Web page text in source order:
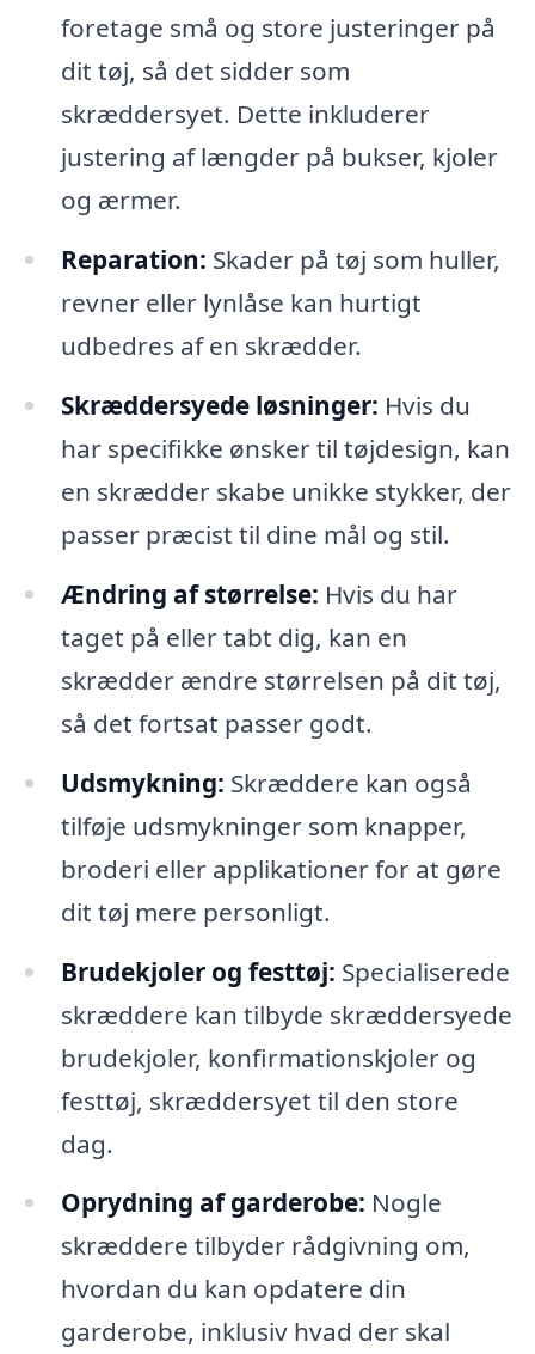
foretage små og store justeringer på
dit tøj, så det sidder som
skræddersyet. Dette inkluderer
justering af længder på bukser, kjoler
og ærmer.
Reparation: Skader på tøj som huller,
revner eller lynlåse kan hurtigt
udbedres af en skrædder.
Skræddersyede løsninger: Hvis du
har specifikke ønsker til tøjdesign, kan
en skrædder skabe unikke stykker, der
passer præcist til dine mål og stil.
Ændring af størrelse: Hvis du har
taget på eller tabt dig, kan en
skrædder ændre størrelsen på dit tøj,
så det fortsat passer godt.
Udsmykning: Skræddere kan også
tilføje udsmykninger som knapper,
broderi eller applikationer for at gøre
dit tøj mere personligt.
Brudekjoler og festtøj: Specialiserede
skræddere kan tilbyde skræddersyede
brudekjoler, konfirmationskjoler og
festtøj, skræddersyet til den store
dag.
Oprydning af garderobe: Nogle
skræddere tilbyder rådgivning om,
hvordan du kan opdatere din
garderobe, inklusiv hvad der skal